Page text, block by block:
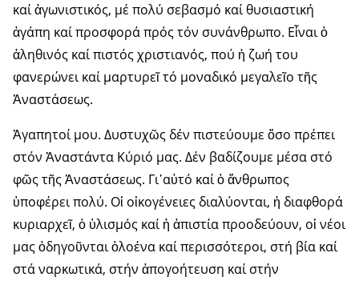
καί ἀγωνιστικός, μέ πολύ σεβασμό καί θυσιαστική
ἀγάπη καί προσφορά πρός τόν συνάνθρωπο. Εἶναι ὁ
ἀληθινός καί πιστός χριστιανός, πού ἡ ζωή του
φανερώνει καί μαρτυρεῖ τό μοναδικό μεγαλεῖο τῆς
Ἀναστάσεως.
Ἀγαπητοί μου. Δυστυχῶς δέν πιστεύουμε ὅσο πρέπει
στόν Ἀναστάντα Κύριό μας. Δέν βαδίζουμε μέσα στό
φῶς τῆς Ἀναστάσεως. Γι᾽αὐτό καί ὁ ἄνθρωπος
ὑποφέρει πολύ. Οἱ οἰκογένειες διαλύονται, ἡ διαφθορά
κυριαρχεῖ, ὁ ὑλισμός καί ἡ ἀπιστία προοδεύουν, οἱ νέοι
μας ὁδηγοῦνται ὁλοένα καί περισσότεροι, στή βία καί
στά ναρκωτικά, στήν ἀπογοήτευση καί στήν